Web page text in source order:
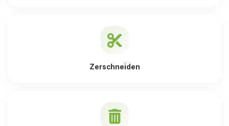
Zerschneiden